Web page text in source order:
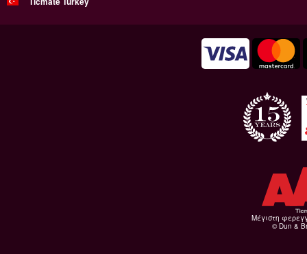
Μέγιστη
© Dun &